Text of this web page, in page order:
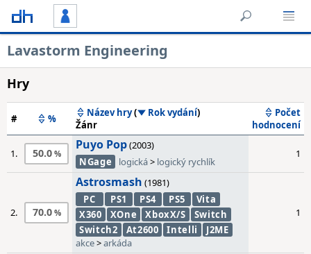
Lavastorm Engineering
Hry
# % Název hry( Rok vydání)
Žánr
Počet
hodnocení
1. 50.0
Puyo Pop(2003)
NGage
logická> logický rychlík
1
2. 70.0
Astrosmash (1981)
PC
PS1 PS4 PS5
Vita
X360
XOne XboxX/S
Switch
Switch2
At2600 Intelli
J2ME
akce>arkáda
1